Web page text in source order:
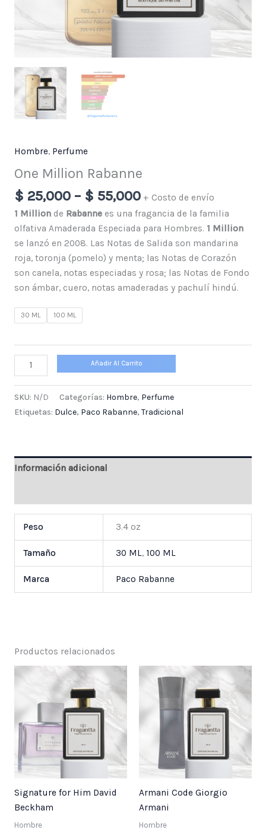
Hombre, Perfume
One Million Rabanne
$ 25,000 – $ 55,000 + Costo de envío
1 Millionde Rabannees una fragancia de la familia
olfativa Amaderada Especiada para Hombres. 1 Million
se lanzó en 2008. Las Notas de Salida son mandarina
roja, toronja (pomelo) y menta; las Notas de Corazón
son canela, notas especiadas y rosa; las Notas de Fondo
son ámbar, cuero, notas amaderadas y pachulí hindú.
30 ML 100 ML
Añadir Al Carrito
SKU: N/D Categorías: Hombre, Perfume
Etiquetas: Dulce, Paco Rabanne, Tradicional
Información adicional
Peso 3.4 oz
Tamaño 30 ML, 100 ML
Marca Paco Rabanne
Productos relacionados
Signature for Him David
Beckham
Hombre
Price
$ 25,000
through
$ 55,000
Armani Code Giorgio
Armani
Hombre
Price
$ 25,000
through
$ 55,000